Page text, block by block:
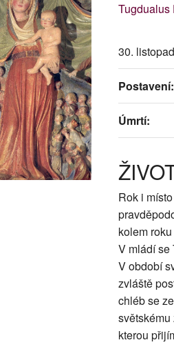
Tugdualus
30.
Postavení:
Úmrtí:
Rok i
kolem
V mládí se
V období
zvláště
chléb se
kterou